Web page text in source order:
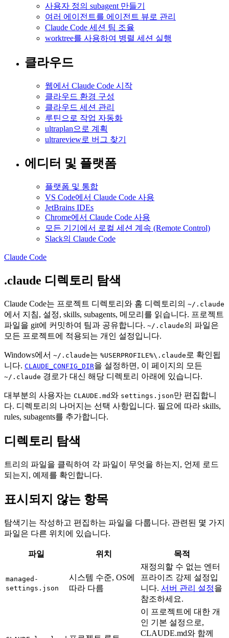
사용자 정의 subagent 만들기
여러 에이전트를 에이전트 뷰로 관리
Claude Code 세션 팀 조율
worktree를 사용하여 병렬 세션 실행
클라우드
웹에서 Claude Code 시작
클라우드 환경 구성
클라우드 세션 관리
루틴으로 작업 자동화
ultraplan으로 계획
ultrareview로 버그 찾기
에디터 및 플랫폼
플랫폼 및 통합
VS Code에서 Claude Code 사용
JetBrains IDEs
Chrome에서 Claude Code 사용
모든 기기에서 로컬 세션 계속 (Remote Control)
Slack의 Claude Code
Claude Code
.claude 디렉토리 탐색
Claude Code는 프로젝트 디렉토리와 홈 디렉토리의 ~/.claude
에서 지침, 설정, skills, subagents, 메모리를 읽습니다. 프로젝트
파일을 git에 커밋하여 팀과 공유합니다. ~/.claude의 파일은
모든 프로젝트에 적용되는 개인 설정입니다.
Windows에서 ~/.claude는 %USERPROFILE%\.claude 로 확인됩
니다. CLAUDE_CONFIG_DIR을 설정하면, 이 페이지의 모든
~/.claude 경로가 대신 해당 디렉토리 아래에 있습니다.
대부분의 사용자는 CLAUDE.md와 settings.json만 편집합니
다. 디렉토리의 나머지는 선택 사항입니다. 필요에 따라 skills,
rules, subagents를 추가합니다.
디렉토리 탐색
트리의 파일을 클릭하여 각 파일이 무엇을 하는지, 언제 로드
되는지, 예제를 확인합니다.
표시되지 않는 항목
탐색기는 작성하고 편집하는 파일을 다룹니다. 관련된 몇 가지
파일은 다른 위치에 있습니다.
파일 위치 목적
managed-
settings.json
시스템 수준, OS에
따라 다름
재정의할 수 없는 엔터
프라이즈 강제 설정입
니다. 서버 관리 설정을
참조하세요.
이 프로젝트에 대한 개
인 기본 설정으로,
CLAUDE.md와 함께